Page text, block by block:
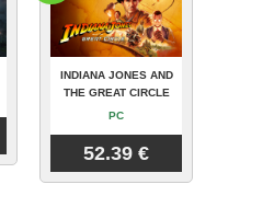
INDIANA JONES AND
THE GREAT CIRCLE
PC
52.39 €